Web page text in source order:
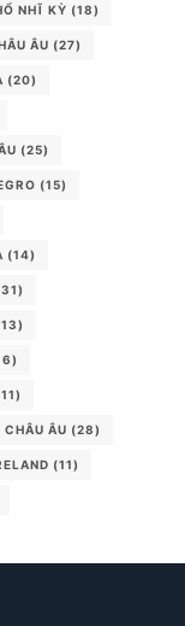
NHĨ KỲ (18)
ÂU (27)
(20)
(25)
(15)
(14)
ÂU (28)
(11)